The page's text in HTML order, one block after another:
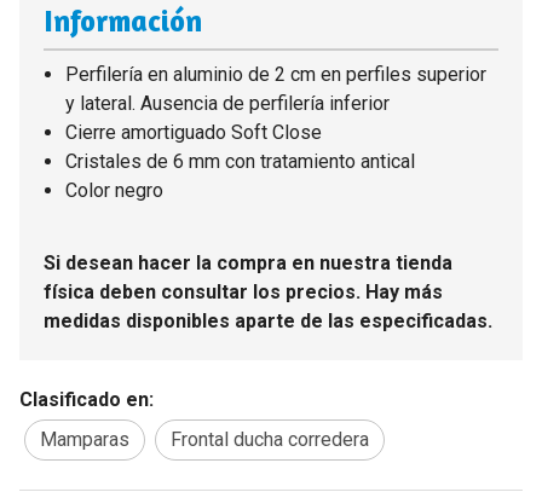
Información
Perfilería en aluminio de 2 cm en perfiles superior
y lateral. Ausencia de perfilería inferior
Cierre amortiguado Soft Close
Cristales de 6 mm con tratamiento antical
Color negro
Si desean hacer la compra en nuestra tienda
física deben consultar los precios. Hay más
medidas disponibles aparte de las especificadas.
Clasificado en:
Mamparas
Frontal ducha corredera